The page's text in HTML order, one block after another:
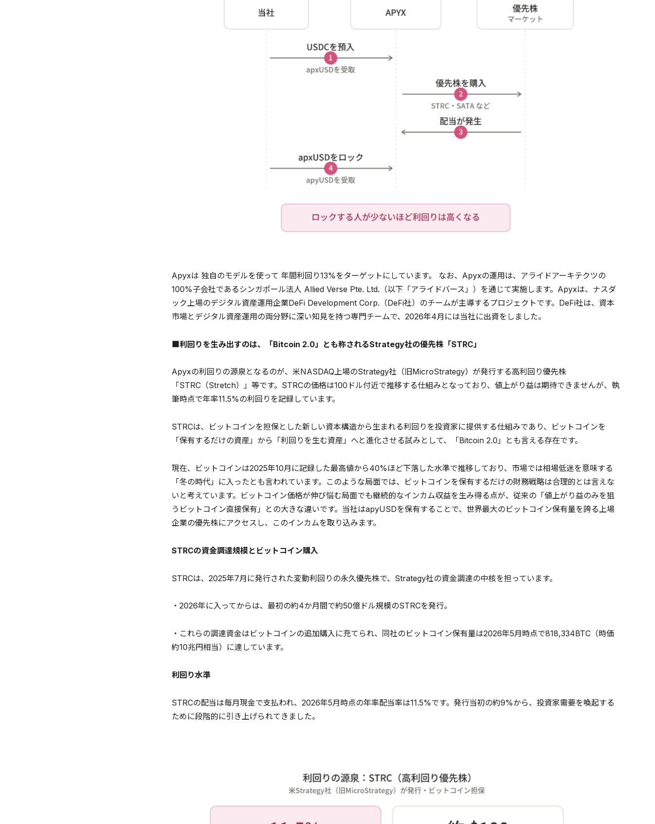
Apyxは 独自のモデルを使って 年間利回り13%をターゲットにしています。 なお、Apyxの運用は、アライドアーキテクツの
100%子会社であるシンガポール法人 Allied Verse Pte. Ltd.（以下「アライドバース」）を通じて実施します。Apyxは、ナスダ
ック上場のデジタル資産運用企業DeFi Development Corp.（DeFi社）のチームが主導するプロジェクトです。DeFi社は、資本
市場とデジタル資産運用の両分野に深い知見を持つ専門チームで、2026年4月には当社に出資をしました。
■利回りを生み出すのは、「Bitcoin 2.0」とも称されるStrategy社の優先株「STRC」
Apyxの利回りの源泉となるのが、米NASDAQ上場のStrategy社（旧MicroStrategy）が発行する高利回り優先株
「STRC（Stretch）」等です。STRCの価格は100ドル付近で推移する仕組みとなっており、値上がり益は期待できませんが、執
筆時点で年率11.5%の利回りを記録しています。
STRCは、ビットコインを担保とした新しい資本構造から生まれる利回りを投資家に提供する仕組みであり、ビットコインを
「保有するだけの資産」から「利回りを生む資産」へと進化させる試みとして、「Bitcoin 2.0」とも言える存在です。
現在、ビットコインは2025年10月に記録した最高値から40%ほど下落した水準で推移しており、市場では相場低迷を意味する
「冬の時代」に入ったとも言われています。このような局面では、ビットコインを保有するだけの財務戦略は合理的とは言えな
いと考えています。ビットコイン価格が伸び悩む局面でも継続的なインカム収益を生み得る点が、従来の「値上がり益のみを狙
うビットコイン直接保有」との大きな違いです。当社はapyUSDを保有することで、世界最大のビットコイン保有量を誇る上場
企業の優先株にアクセスし、このインカムを取り込みます。
STRCの資金調達規模とビットコイン購入
STRCは、2025年7月に発行された変動利回りの永久優先株で、Strategy社の資金調達の中核を担っています。
・2026年に入ってからは、最初の約4か月間で約50億ドル規模のSTRCを発行。
・これらの調達資金はビットコインの追加購入に充てられ、同社のビットコイン保有量は2026年5月時点で818,334BTC（時価
約10兆円相当）に達しています。
利回り水準
STRCの配当は毎月現金で支払われ、2026年5月時点の年率配当率は11.5%です。発行当初の約9%から、投資家需要を喚起する
ために段階的に引き上げられてきました。